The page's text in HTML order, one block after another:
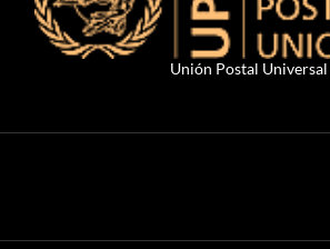
Unión Postal Universal